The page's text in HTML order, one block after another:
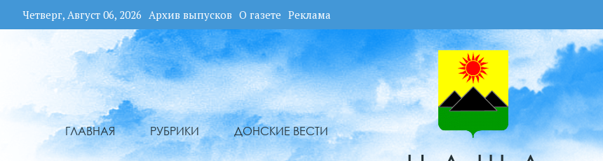
Четверг, Август 06, 2026 Архив выпусков О газете Реклама
ГЛАВНАЯ РУБРИКИ ДОНСКИЕ ВЕСТИ